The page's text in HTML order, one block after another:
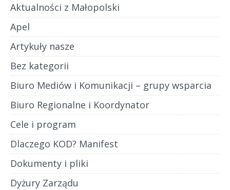
Aktualności z Małopolski
Apel
Artykuły nasze
Bez kategorii
Biuro Mediów i Komunikacji – grupy wsparcia
Biuro Regionalne i Koordynator
Cele i program
Dlaczego KOD? Manifest
Dokumenty i pliki
Dyżury Zarządu